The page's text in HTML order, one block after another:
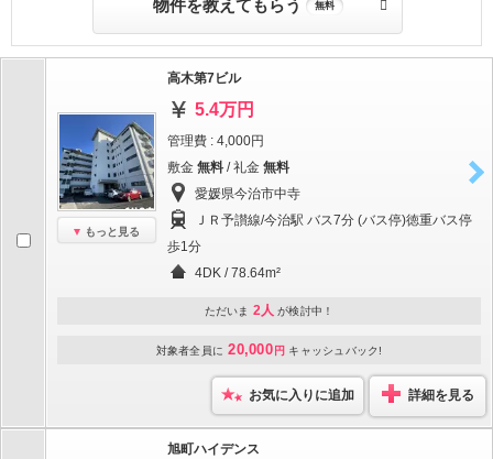
物件を教えてもらう 無料
もっと見る
高木第7ビル
5.4万円
管理費 : 4,000円
敷金 無料 / 礼金 無料
愛媛県今治市中寺
ＪＲ予讃線/今治駅 バス7分 (バス停)徳重バス停
歩1分
4DK / 78.64m²
ただいま 2人 が検討中！
対象者全員に 20,000 円 キャッシュバック!
お気に入りに追加 詳細を見る
旭町ハイデンス